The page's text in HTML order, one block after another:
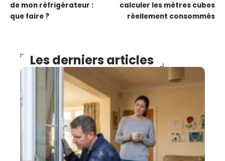
de mon réfrigérateur :
que faire ?
calculer les mètres cubes
réellement consommés
Les derniers articles